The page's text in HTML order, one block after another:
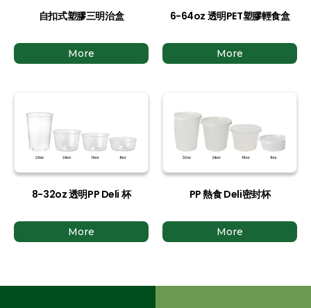
自扣式塑膠三明治盒
More
6-64oz 透明PET塑膠輕食盒
More
8-32oz 透明PP Deli 杯
More
PP 熱食 Deli密封杯
More